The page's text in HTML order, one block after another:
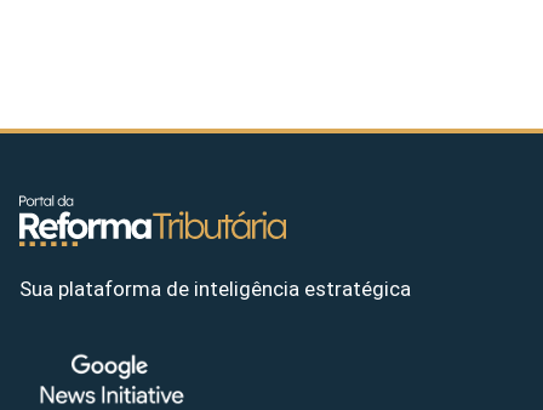
Sua plataforma de inteligência estratégica